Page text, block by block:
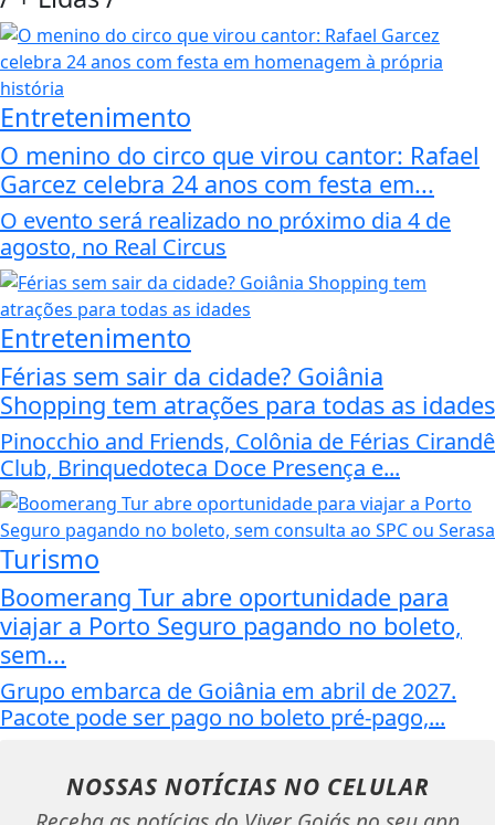
Entretenimento
O menino do circo que virou cantor: Rafael
Garcez celebra 24 anos com festa em...
O evento será realizado no próximo dia 4 de
agosto, no Real Circus
Entretenimento
Férias sem sair da cidade? Goiânia
Shopping tem atrações para todas as idades
Pinocchio and Friends, Colônia de Férias Cirandê
Club, Brinquedoteca Doce Presença e...
Turismo
Boomerang Tur abre oportunidade para
viajar a Porto Seguro pagando no boleto,
sem...
Grupo embarca de Goiânia em abril de 2027.
Pacote pode ser pago no boleto pré-pago,...
NOSSAS NOTÍCIAS NO CELULAR